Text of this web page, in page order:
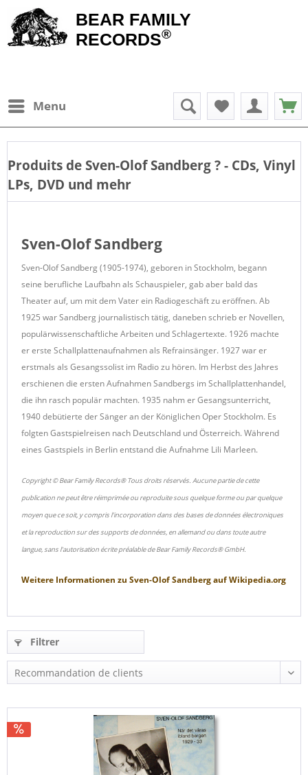
BEAR FAMILY
RECORDS®
Menu
Produits de Sven-Olof Sandberg? - CDs, Vinyl
LPs, DVD und mehr
Sven-Olof Sandberg
Sven-Olof Sandberg (1905-1974), geboren in Stockholm, begann
seine berufliche Laufbahn als Schauspieler, gab aber bald das
Theater auf, um mit dem Vater ein Radiogeschäft zu eröffnen. Ab
1925 war Sandberg journalistisch tätig, daneben schrieb er Novellen,
populärwissenschaftliche Arbeiten und Schlagertexte. 1926 machte
er erste Schallplattenaufnahmen als Refrainsänger. 1927 war er
erstmals als Gesangssolist im Radio zu hören. Im Herbst des Jahres
erschienen die ersten Aufnahmen Sandbergs im Schallplattenhandel,
die ihn rasch populär machten. 1935 nahm er Gesangsunterricht,
1940 debütierte der Sänger an der Königlichen Oper Stockholm. Es
folgten Gastspielreisen nach Deutschland und Österreich. Während
eines Gastspiels in Berlin entstand die Aufnahme Lili Marleen.
Copyright © Bear Family Records® Tous droits réservés. Aucune partie de cette
publication ne peut être réimprimée ou reproduite sous quelque forme ou par quelque
moyen que ce soit, y compris l'incorporation dans des bases de données électroniques
et la reproduction sur des supports de données, en allemand ou dans toute autre
langue, sans l'autorisation écrite préalable de Bear Family Records® GmbH.
Weitere Informationen zu Sven-Olof SandbergaufWikipedia.org
Filtrer